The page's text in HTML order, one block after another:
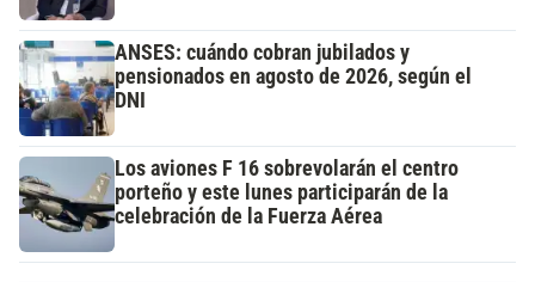
ANSES: cuándo cobran jubilados y
pensionados en agosto de 2026, según el
DNI
Los aviones F 16 sobrevolarán el centro
porteño y este lunes participarán de la
celebración de la Fuerza Aérea